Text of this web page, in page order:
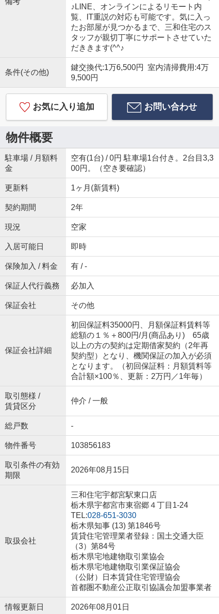
♪LINE、オンラインによるリモート内
覧、IT重説の対応も可能です。気に入っ
たお部屋が見つかるまで、三和住宅のス
タッフが親切丁寧にサポートさせていた
だききます(^^♪
条件(その他)
鍵交換代:1万6,500円 室内清掃費用:4万
9,500円
お気に入り追加 お問い合わせ
物件概要
駐車場 / 月額料
金
空有(1台) / 0円 駐車場1台付き。2台目3,3
00円。（空き要確認）
更新料 1ヶ月(新賃料)
契約期間 2年
現況 空家
入居可能日 即時
保険加入 / 料金 有 / -
保証人代行義務 必加入
保証会社 その他
保証会社詳細
初回保証料35000円、月額保証料賃料等
総額の１％＋800円/月(商品あり) 65歳
以上の方の契約は定期借家契約（2年再
契約型）となり、機関保証の加入が必須
となります。（初回保証料：月額賃料等
合計額×100％、更新：2万円／1年毎）
取引態様 /
賃貸区分
仲介 / 一般
総戸数 -
物件番号 103856183
取引条件の有効
期限
2026年08月15日
取扱会社
三和住宅宇都宮駅東口店
栃木県宇都宮市東宿郷４丁目1-24
TEL:028-651-3030
栃木県知事 (13) 第1846号
賃貸住宅管理業者登録：国土交通大臣
（3）第84号
栃木県宅地建物取引業協会
栃木県宅地建物取引業保証協会
（公財）日本賃貸住宅管理協会
首都圏不動産公正取引協議会加盟事業者
情報更新日 2026年08月01日